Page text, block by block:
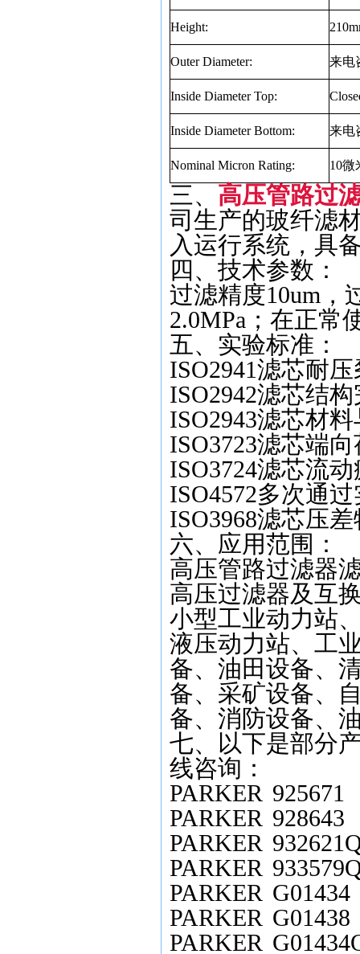
Height:
Outer Diameter: 来电
Inside Diameter Top:
Inside Diameter Bottom: 来电
Nominal Micron Rating: 10微
三、 高压管路过
司生产的玻纤滤
入运行系统，具
四、技术参数：
过滤精度10um ，
2.0MPa ；在正常
五、 实验标准：
ISO2941滤芯耐
ISO2942滤芯结
ISO2943滤芯材
ISO3723滤芯端
ISO3724滤芯流
ISO4572多次通
ISO3968滤芯压
六、应用范围：
高压管路过滤器
高压过滤器及互
小型工业动力站
液压动力站、工
备、油田设备、
备、采矿设备、
备、消防设备、
七、以下是部分
线咨询：
PARKER 925671
PARKER 928643
PARKER
PARKER
PARKER G01434
PARKER G01438
PARKER